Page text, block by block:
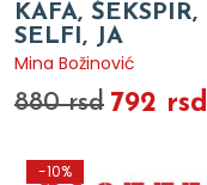
KAFA, ŠEKSPIR,
SELFI, JA
Mina Božinović
880 rsd 792 rsd
-10%